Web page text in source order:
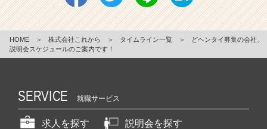
HOME ＞ 株式会社これから ＞ タイムライン一覧 ＞
どヘンタイ募集の会社、
説明会スケジュールのご案内です！
SERVICE 就職サービス
求人を探す
説明会を探す